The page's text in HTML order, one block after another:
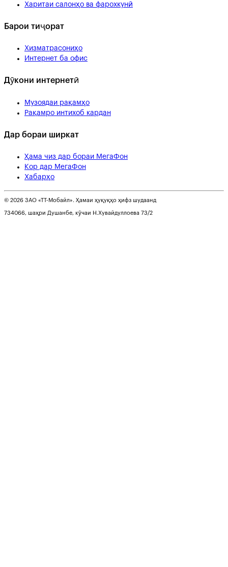
Харитаи салонҳо ва фарохкунӣ
Барои тиҷорат
Хизматрасониҳо
Интернет ба офис
Дӯкони интернетӣ
Музоядаи рақамҳо
Рақамро интихоб кардан
Дар бораи ширкат
Ҳама чиз дар бораи МегаФон
Кор дар МегаФон
Хабарҳо
© 2026 ЗАО «ТТ-Мобайл». Ҳамаи ҳуқуқҳо ҳифз шудаанд
734066, шаҳри Душанбе, кӯчаи Н.Хувайдуллоева 73/2